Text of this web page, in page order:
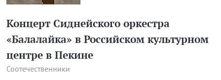
Концерт Сиднейского оркестра
«Балалайка» в Российском культурном
центре в Пекине
Соотечественники